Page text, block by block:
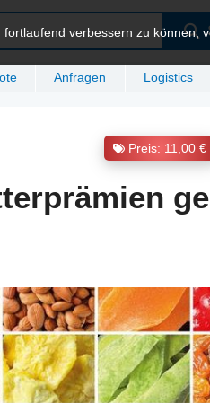
Anfragen Logistics
verbessern zu können,
Preis: 11,00 €